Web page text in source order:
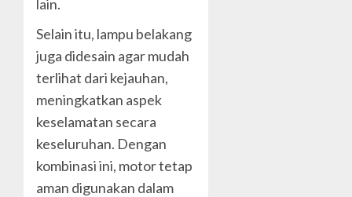
lain.
Selain itu, lampu belakang
juga didesain agar mudah
terlihat dari kejauhan,
meningkatkan aspek
keselamatan secara
keseluruhan. Dengan
kombinasi ini, motor tetap
aman digunakan dalam